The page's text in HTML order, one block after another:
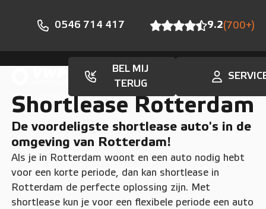
0546 714 417 9.2(700+)
BEL MIJ
TERUG
Locaties
Shortlease Rotterdam
De voordeligste shortlease auto's in de
omgeving van Rotterdam!
Als je in Rotterdam woont en een auto nodig hebt
voor een korte periode, dan kan shortlease in
Rotterdam de perfecte oplossing zijn. Met
shortlease kun je voor een flexibele periode een auto